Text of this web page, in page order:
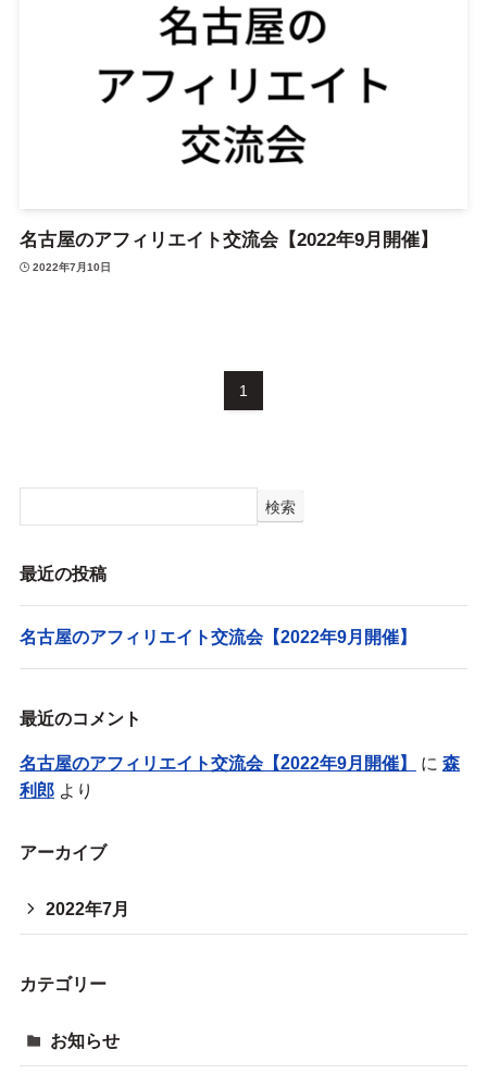
名古屋のアフィリエイト交流会【2022年9月開催】
2022年7月10日
1
検索
最近の投稿
名古屋のアフィリエイト交流会【2022年9月開催】
最近のコメント
名古屋のアフィリエイト交流会【2022年9月開催】 に 森
利郎より
アーカイブ
2022年7月
カテゴリー
お知らせ